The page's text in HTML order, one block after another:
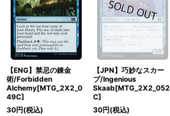
【ENG】禁忌の錬金
術/Forbidden
Alchemy[MTG_2X2_0
49C]
30円(税込)
【JPN】巧妙なスカー
ブ/Ingenious
Skaab[MTG_2X2_052
C]
30円(税込)